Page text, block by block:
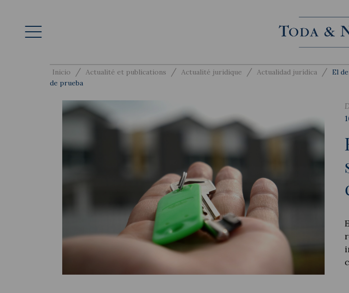
Inicio / Actualité et publications / Actualité juridique / Actualidad jurídica /
El
de prueba